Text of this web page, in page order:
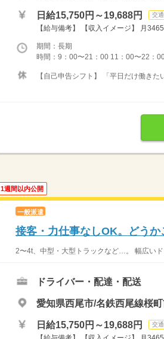
日給15,750円～19,688円 交
【給与備考】 【収入イメージ】 月
期間：長期
時間：9：00〜21：00 11：00〜22：
【自己申告シフト】 「平日だけ働き
1週間以内公開
一般派遣
接客・力仕事なしOK。どう
2〜4t、中型・大型トラックなど…。 幅広い
ドライバー・配達・配送
愛知県西尾市/名鉄西尾線桜
日給15,750円～19,688円 交